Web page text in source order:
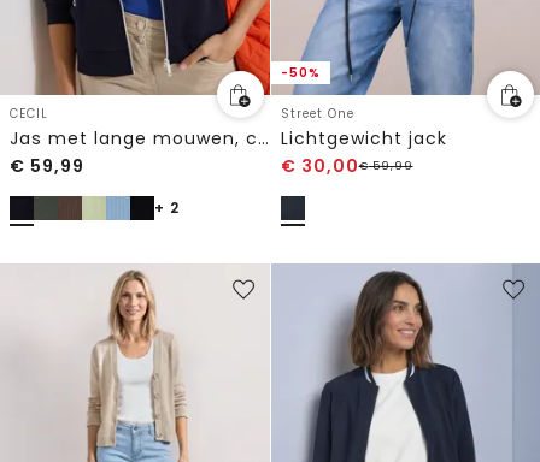
CECIL
Jas met lange mouwen, capuchon en structuur
€ 59,99
+ 2
-50%
Street One
Lichtgewicht jack
€ 30,00€59,99